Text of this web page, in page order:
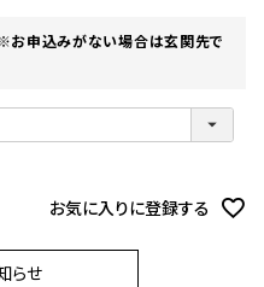
申込みがない場合は玄関先で
お気に入りに登録する
らせ